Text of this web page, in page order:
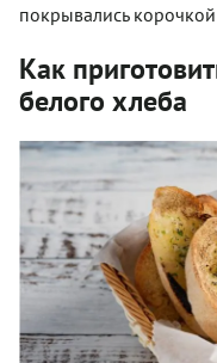
покрывались
Как
белого хлеба